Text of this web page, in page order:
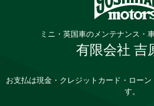
ミニ・英国車のメンテナンス・
有限会社 吉
お支払は現金・クレジットカード・ロー
す。